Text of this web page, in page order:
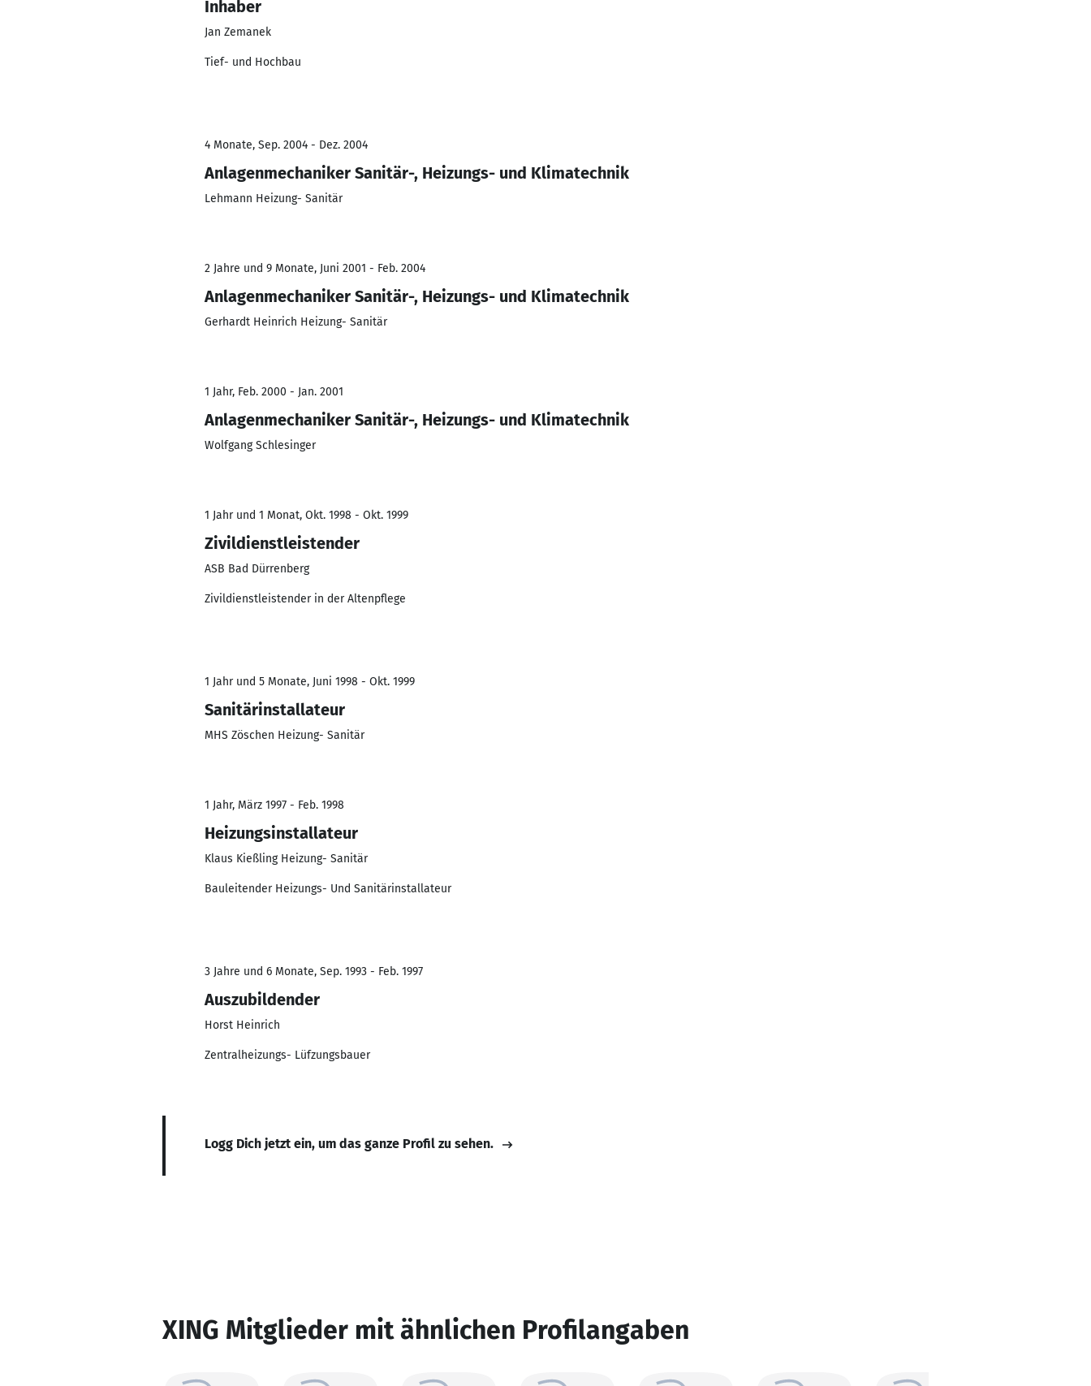
Inhaber
Jan Zemanek
Tief- und Hochbau
4 Monate, Sep. 2004 - Dez. 2004
Anlagenmechaniker Sanitär-, Heizungs- und Klimatechnik
Lehmann Heizung- Sanitär
2 Jahre und 9 Monate, Juni 2001 - Feb. 2004
Anlagenmechaniker Sanitär-, Heizungs- und Klimatechnik
Gerhardt Heinrich Heizung- Sanitär
1 Jahr, Feb. 2000 - Jan. 2001
Anlagenmechaniker Sanitär-, Heizungs- und Klimatechnik
Wolfgang Schlesinger
1 Jahr und 1 Monat, Okt. 1998 - Okt. 1999
Zivildienstleistender
ASB Bad Dürrenberg
Zivildienstleistender in der Altenpflege
1 Jahr und 5 Monate, Juni 1998 - Okt. 1999
Sanitärinstallateur
MHS Zöschen Heizung- Sanitär
1 Jahr, März 1997 - Feb. 1998
Heizungsinstallateur
Klaus Kießling Heizung- Sanitär
Bauleitender Heizungs- Und Sanitärinstallateur
3 Jahre und 6 Monate, Sep. 1993 - Feb. 1997
Auszubildender
Horst Heinrich
Zentralheizungs- Lüfzungsbauer
Logg Dich jetzt ein, um das ganze Profil zu sehen.
XING Mitglieder mit ähnlichen Profilangaben